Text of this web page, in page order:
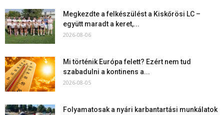
Megkezdte a felkészülést a Kiskőrösi LC –
együtt maradt a keret,...
2026-08-06
Mi történik Európa felett? Ezért nem tud
szabadulni a kontinens a...
2026-08-05
Folyamatosak a nyári karbantartási munkálatok